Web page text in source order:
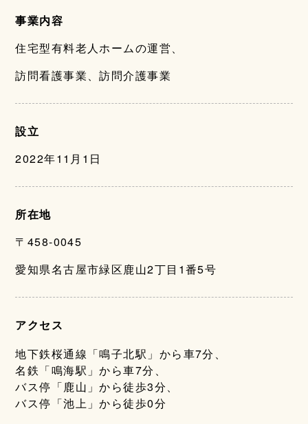
事業内容
住宅型有料老人ホームの運営、
訪問看護事業、訪問介護事業
設立
2022年11月1日
所在地
〒458-0045
愛知県名古屋市緑区鹿山2丁目1番5号
アクセス
地下鉄桜通線「鳴子北駅」から車7分、
名鉄「鳴海駅」から車7分、
バス停「鹿山」から徒歩3分、
バス停「池上」から徒歩0分